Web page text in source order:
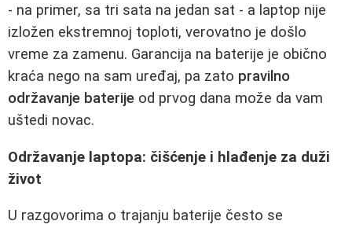
- na primer, sa tri sata na jedan sat - a laptop nije
izložen ekstremnoj toploti, verovatno je došlo
vreme za zamenu. Garancija na baterije je obično
kraća nego na sam uređaj, pa zato pravilno
održavanje baterije od prvog dana može da vam
uštedi novac.
Održavanje laptopa: čišćenje i hlađenje za duži
život
U razgovorima o trajanju baterije često se